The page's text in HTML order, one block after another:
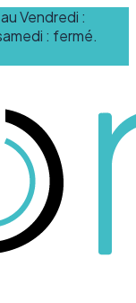
Vendredi :
: fermé.